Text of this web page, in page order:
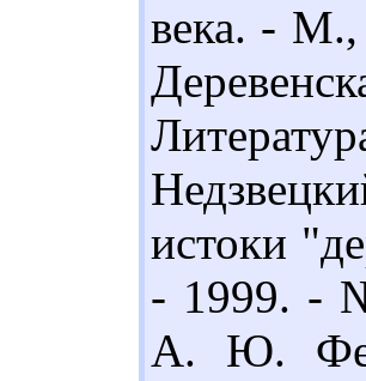
века. -
истоки
- 1999. -
А. Ю.